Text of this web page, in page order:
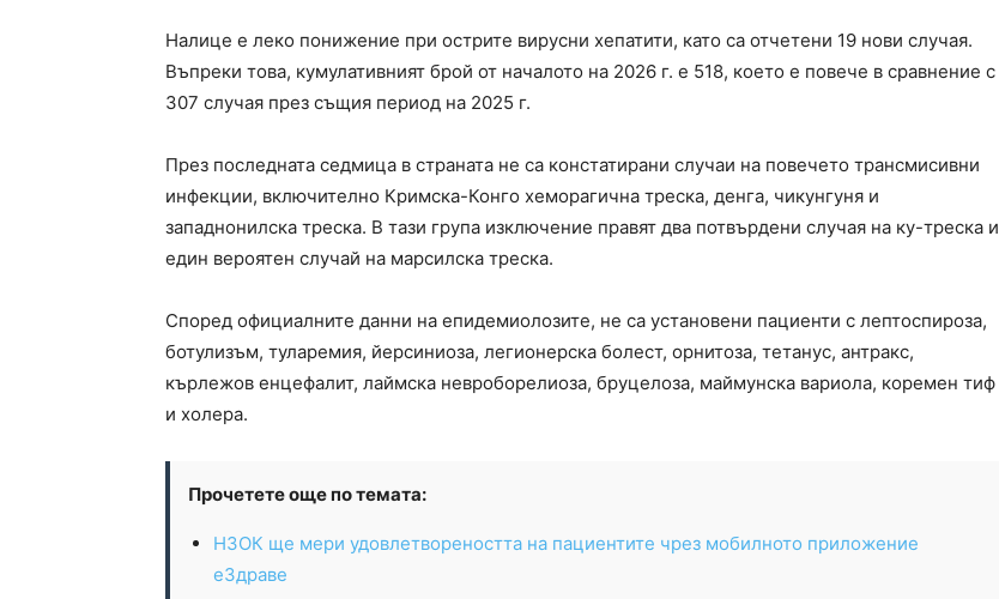
Налице е леко понижение при острите вирусни хепатити, като са отчетени 19 нови случая.
Въпреки това, кумулативният брой от началото на 2026 г. е 518, което е повече в сравнение с
307 случая през същия период на 2025 г.
През последната седмица в страната не са констатирани случаи на повечето трансмисивни
инфекции, включително Кримска-Конго хеморагична треска, денга, чикунгуня и
западнонилска треска. В тази група изключение правят два потвърдени случая на ку-треска и
един вероятен случай на марсилска треска.
Според официалните данни на епидемиолозите, не са установени пациенти с лептоспироза,
ботулизъм, туларемия, йерсиниоза, легионерска болест, орнитоза, тетанус, антракс,
кърлежов енцефалит, лаймска невроборелиоза, бруцелоза, маймунска вариола, коремен тиф
и холера.
Прочетете още по темата:
НЗОК ще мери удовлетвореността на пациентите чрез мобилното приложение
еЗдраве